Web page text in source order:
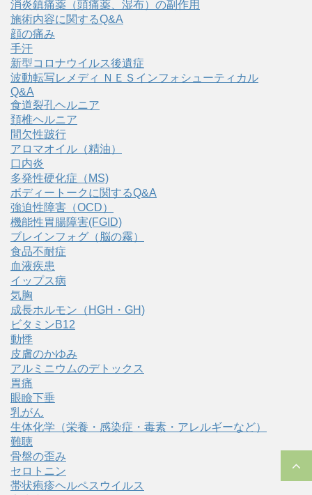
消炎鎮痛薬（頭痛薬、湿布）の副作用
施術内容に関するQ&A
顔の痛み
手汗
新型コロナウイルス後遺症
波動転写レメディ ＮＥＳインフォシューティカル
Q&A
食道裂孔ヘルニア
頚椎ヘルニア
間欠性跛行
アロマオイル（精油）
口内炎
多発性硬化症（MS)
ボディートークに関するQ&A
強迫性障害（OCD）
機能性胃腸障害(FGID)
ブレインフォグ（脳の霧）
食品不耐症
血液疾患
イップス病
気胸
成長ホルモン（HGH・GH)
ビタミンB12
動悸
皮膚のかゆみ
アルミニウムのデトックス
胃痛
眼瞼下垂
乳がん
生体化学（栄養・感染症・毒素・アレルギーなど）
難聴
骨盤の歪み
セロトニン
帯状疱疹ヘルペスウイルス